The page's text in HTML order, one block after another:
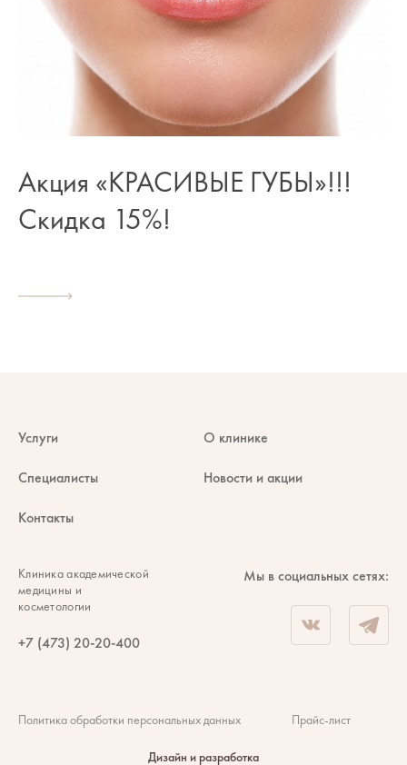
Акция «КРАСИВЫЕ ГУБЫ»!!!
Скидка 15%!
Клиника академической
медицины и
косметологии
+7 (473) 20-20-400
Услуги О клинике
Специалисты Новости и акции
Контакты
Мы в социальных сетях:
Политика обработки персональных данных Прайс-лист
Дизайн и разработка